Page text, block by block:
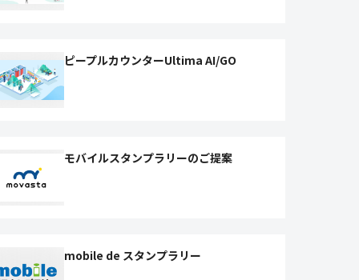
ピープルカウンターUltima AI/GO
モバイルスタンプラリーのご提案
mobile de スタンプラリー